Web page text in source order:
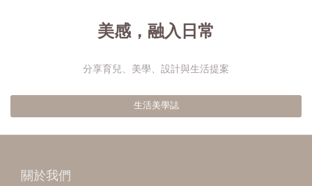
美感，融入日常
分享育兒、美學、設計與生活提案
生活美學誌
關於我們